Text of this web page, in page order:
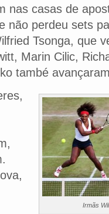
nas casas de
não perdeu sets
Tsonga, que
Marin Cilic,
també
Irmãs